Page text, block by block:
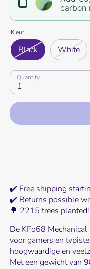
carbon
Kleur
Black White
Quantity
1
✔️ Free shipping
✔️ Returns possible
🌳 2215 trees planted!
De KFo68 Mechanical
voor gamers en
hoogwaardige en
Met een gewicht van